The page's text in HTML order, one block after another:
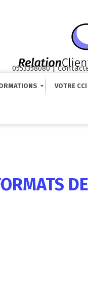
0553358080|
VOTRE CCI